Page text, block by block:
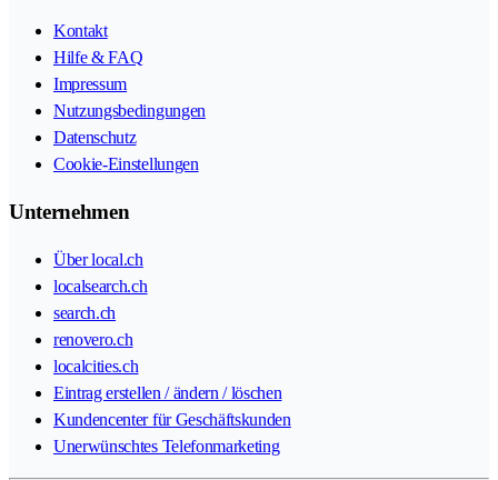
Kontakt
Hilfe & FAQ
Impressum
Nutzungsbedingungen
Datenschutz
Cookie-Einstellungen
Unternehmen
Über local.ch
localsearch.ch
search.ch
renovero.ch
localcities.ch
Eintrag erstellen / ändern / löschen
Kundencenter für Geschäftskunden
Unerwünschtes Telefonmarketing